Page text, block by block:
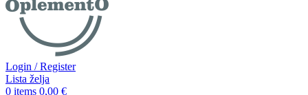
Login / Register
Lista želja
0 items 0,00 €